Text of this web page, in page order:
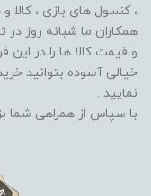
، کنسول های بازی ، کالا
همکاران ما شبانه روز در
و قیمت کالا ها را در این
خیالی آسوده بتوانید
نمایید .
با سپاس از همراهی شما